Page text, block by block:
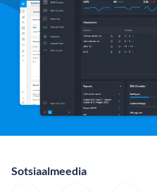
Sotsiaalmeedia